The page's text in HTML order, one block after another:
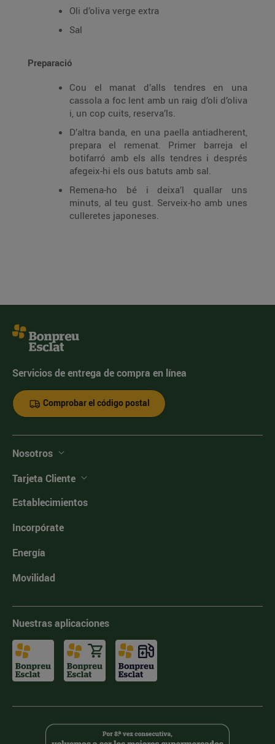
Oli d’oliva verge extra
Sal
Preparació
Cou el manat d’alls tendres en una
cassola a foc lent amb un raig d’oli d’oliva
i, un cop cuits, reserva’ls.
D’altra banda, en una paella antiadherent,
prepara el remenat. Primer barreja el
botifarró amb els alls tendres i després
afegeix-hi els ous batuts amb sal.
Remena-ho bé i deixa’l quallar uns
minuts, al teu gust. Serveix-ho amb unes
culleretes japoneses.
Servicios de entrega de compra en línea
Comprobar el código postal
Nosotros
Tarjeta Cliente
Establecimientos
Incorpórate
Energía
Movilidad
Nuestras aplicaciones